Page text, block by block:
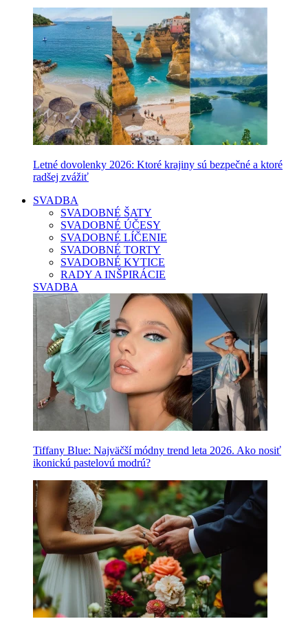
Letné dovolenky 2026: Ktoré krajiny sú bezpečné a ktoré
radšej zvážiť
SVADBA
SVADOBNÉ ŠATY
SVADOBNÉ ÚČESY
SVADOBNÉ LÍČENIE
SVADOBNÉ TORTY
SVADOBNÉ KYTICE
RADY A INŠPIRÁCIE
SVADBA
Tiffany Blue: Najväčší módny trend leta 2026. Ako nosiť
ikonickú pastelovú modrú?